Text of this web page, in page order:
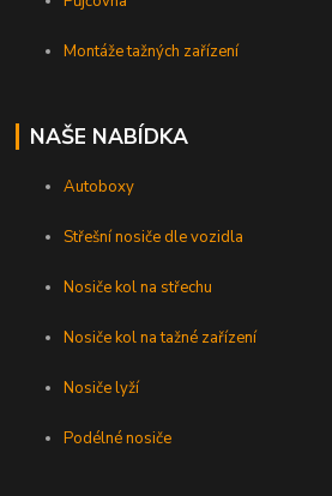
Montáže tažných zařízení
NAŠE NABÍDKA
Autoboxy
Střešní nosiče dle vozidla
Nosiče kol na střechu
Nosiče kol na tažné zařízení
Nosiče lyží
Podélné nosiče